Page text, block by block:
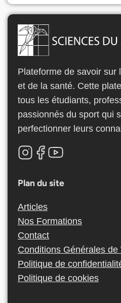
Plateforme de savoir sur
et de la santé. Cette
tous les étudiants,
passionnés du sport qui
perfectionner leurs
Plan du site
Articles
Nos Formations
Contact
Conditions Générales de
Politique de
Politique de cookies